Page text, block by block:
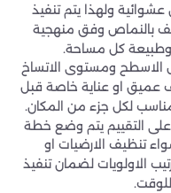
ولهذا يتم تنفيذ
بالنماص وفق منهجية
وطبيعة كل مساحة.
ومستوى الاتساخ
عميق او عناية خاصة قبل
لكل جزء من المكان.
على التقييم يتم وضع خطة
تنظيف الارضيات او
الاولويات لضمان تنفيذ